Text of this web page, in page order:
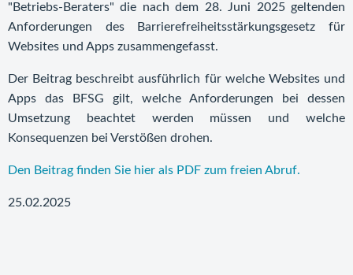
"Betriebs-Beraters" die nach dem 28. Juni 2025 geltenden
Anforderungen des Barrierefreiheitsstärkungsgesetz für
Websites und Apps zusammengefasst.
Der Beitrag beschreibt ausführlich für welche Websites und
Apps das BFSG gilt, welche Anforderungen bei dessen
Umsetzung beachtet werden müssen und welche
Konsequenzen bei Verstößen drohen.
Den Beitrag finden Sie hier als PDF zum freien Abruf.
25.02.2025